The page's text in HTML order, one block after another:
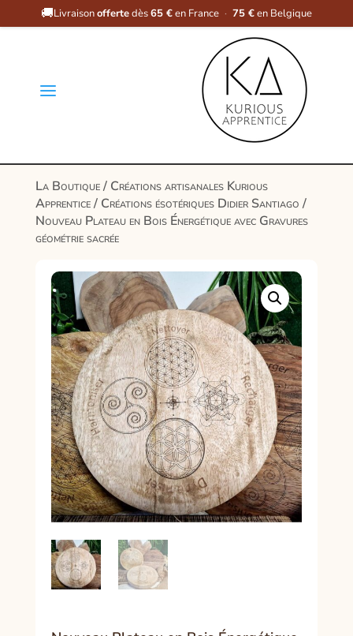
🚚Livraisonoffertedès65 €en France · 75 €en Belgique
a
La Boutique/ Créations artisanales Kurious
Apprentice/ Créations ésotériques Didier Santiago/
Nouveau Plateau en Bois Énergétique avec Gravures
géométrie sacrée